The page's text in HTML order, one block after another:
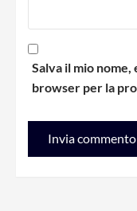
Salva il mio
browser per la